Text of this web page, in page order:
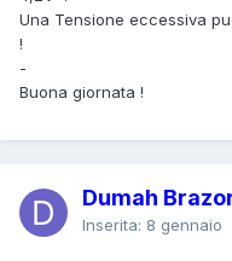
Una Tensione eccessiva
!
-
Buona giornata !
Dumah
Inserita: 8 gennaio